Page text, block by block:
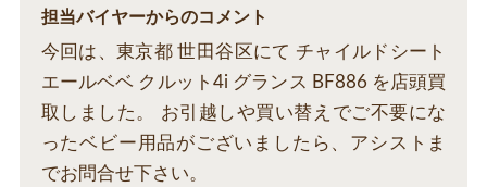
担当バイヤーからのコメント
今回は、東京都 世田谷区にて チャイルドシート
エールベベ クルット4i グランス BF886 を店頭買
取しました。 お引越しや買い替えでご不要にな
ったベビー用品がございましたら、アシストま
でお問合せ下さい。